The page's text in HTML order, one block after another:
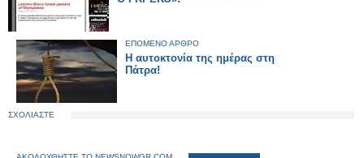
ΕΠΟΜΕΝΟ ΑΡΘΡΟ
Η αυτοκτονία της ημέρας στη
Πάτρα!
ΣΧΟΛΙΑΣΤΕ